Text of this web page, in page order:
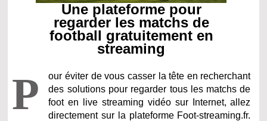
Une plateforme pour
regarder les matchs de
football gratuitement en
streaming
P
our éviter de vous casser la tête en recherchant
des solutions pour regarder tous les matchs de
foot en live streaming vidéo sur Internet, allez
directement sur la plateforme Foot-streaming.fr.